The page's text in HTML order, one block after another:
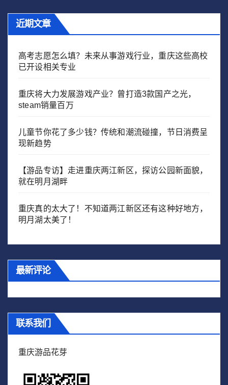
近期文章
高考志愿怎么填？未来从事游戏行业，重庆这些高校
已开设相关专业
重庆将大力发展游戏产业？曾打造3款国产之光，
steam销量百万
儿童节你花了多少钱？传统和潮流碰撞，节日消费呈
现新趋势
【游品专访】走进重庆两江新区，探访公园新面貌，
就在明月湖畔
重庆真的太大了！不知道两江新区还有这种好地方，
明月湖太美了！
最新评论
联系我们
重庆游品花芽